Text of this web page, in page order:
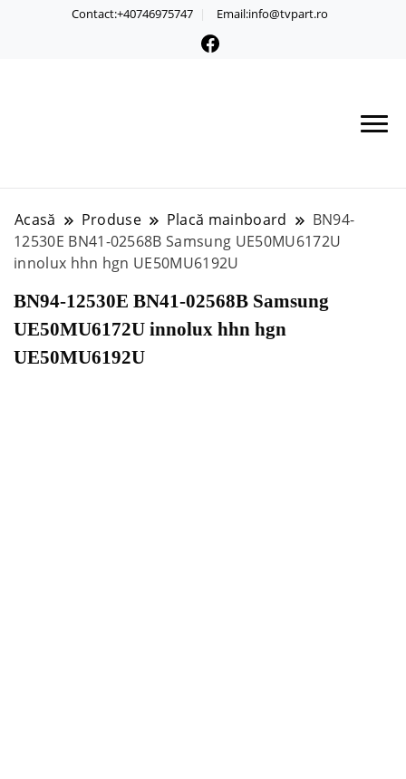
Contact:+40746975747 Email:info@tvpart.ro
Acasă Produse Placă mainboard
BN94-
12530E BN41-02568B Samsung UE50MU6172U
innolux hhn hgn UE50MU6192U
BN94-12530E BN41-02568B Samsung
UE50MU6172U innolux hhn hgn
UE50MU6192U